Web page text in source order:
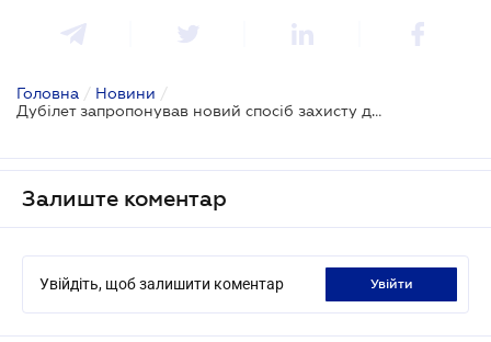
Головна / Новини /
Дубілет запропонував новий спосіб захисту даних для боротьби з рейдерством
Залиште коментар
Увійдіть, щоб залишити коментар увійти